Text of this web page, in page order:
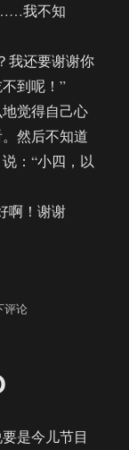
我不知
还要谢谢你
到呢！”
觉得自己心
然后不知道
：“小四，以
啊！谢谢
评论
是今儿节目